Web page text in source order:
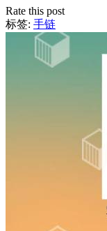
Rate this post
标签: 手链